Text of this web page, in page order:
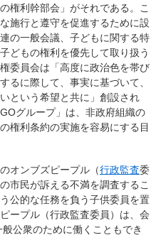
権利幹部会」がそれである。こ
施行と遵守を促進するために設
の一般会議、子どもに関する特
どもの権利を優先して取り扱う
委員会は「高度に政治色を帯び
るに際して、事実に基づいて、
という希望と共に」創設され
グループ」は、非政府組織の
権利条約の実施を容易にする目
オンブズピープル（行政監査委
市民が訴える不満を調査するこ
公的な任務を負う子供委員を置
ープル（行政監査委員）は、会
般公衆のために働くこともでき